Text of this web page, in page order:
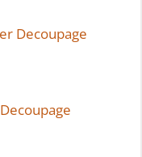
Decoupage